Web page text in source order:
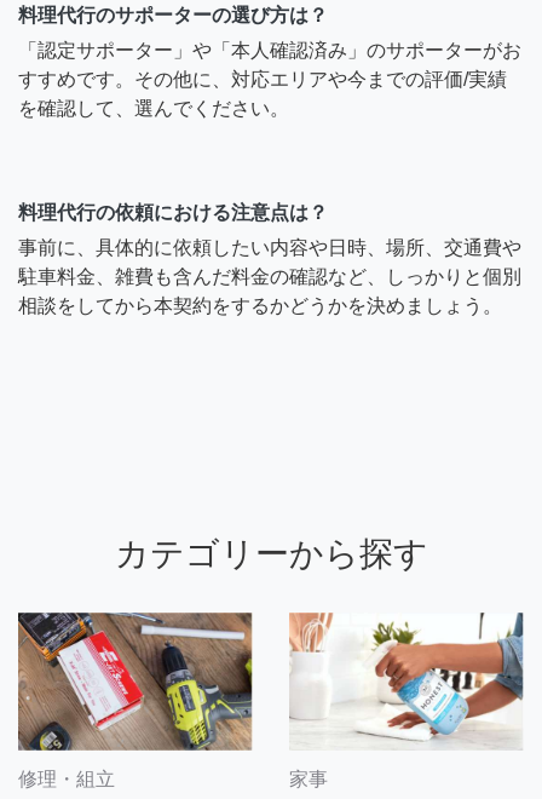
料理代行のサポーターの選び方は？
「認定サポーター」や「本人確認済み」のサポーターがお
すすめです。その他に、対応エリアや今までの評価/実績
を確認して、選んでください。
料理代行の依頼における注意点は？
事前に、具体的に依頼したい内容や日時、場所、交通費や
駐車料金、雑費も含んだ料金の確認など、しっかりと個別
相談をしてから本契約をするかどうかを決めましょう。
カテゴリーから探す
修理・組立 家事